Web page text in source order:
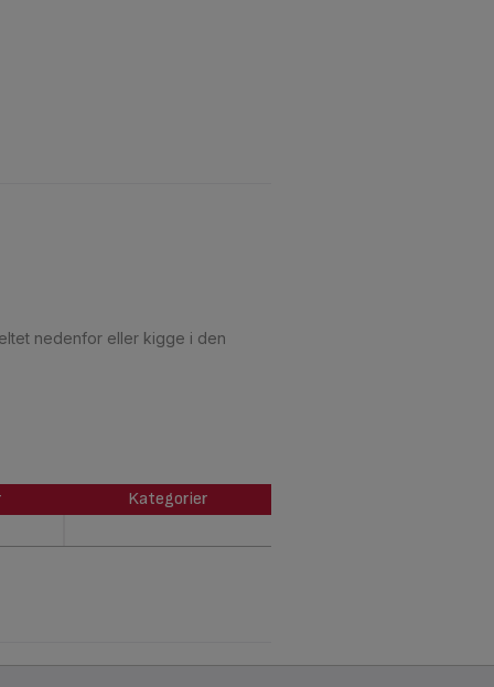
nedenfor eller kigge i den
Kategorier